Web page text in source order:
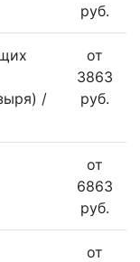
руб.
/
от
3863
руб.
от
6863
руб.
от